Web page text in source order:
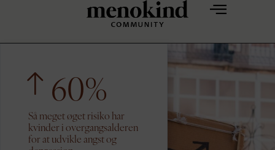
60%
Så meget øget risiko har
kvinder i overgangsalderen
for at udvikle angst og